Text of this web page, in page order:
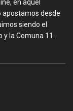
en aquel
apostamos desde
siendo el
la Comuna 11.